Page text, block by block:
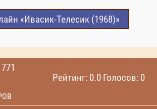
«Ивасик-Телесик (1968)»
Рейтинг: 0.0 Голосов: 0